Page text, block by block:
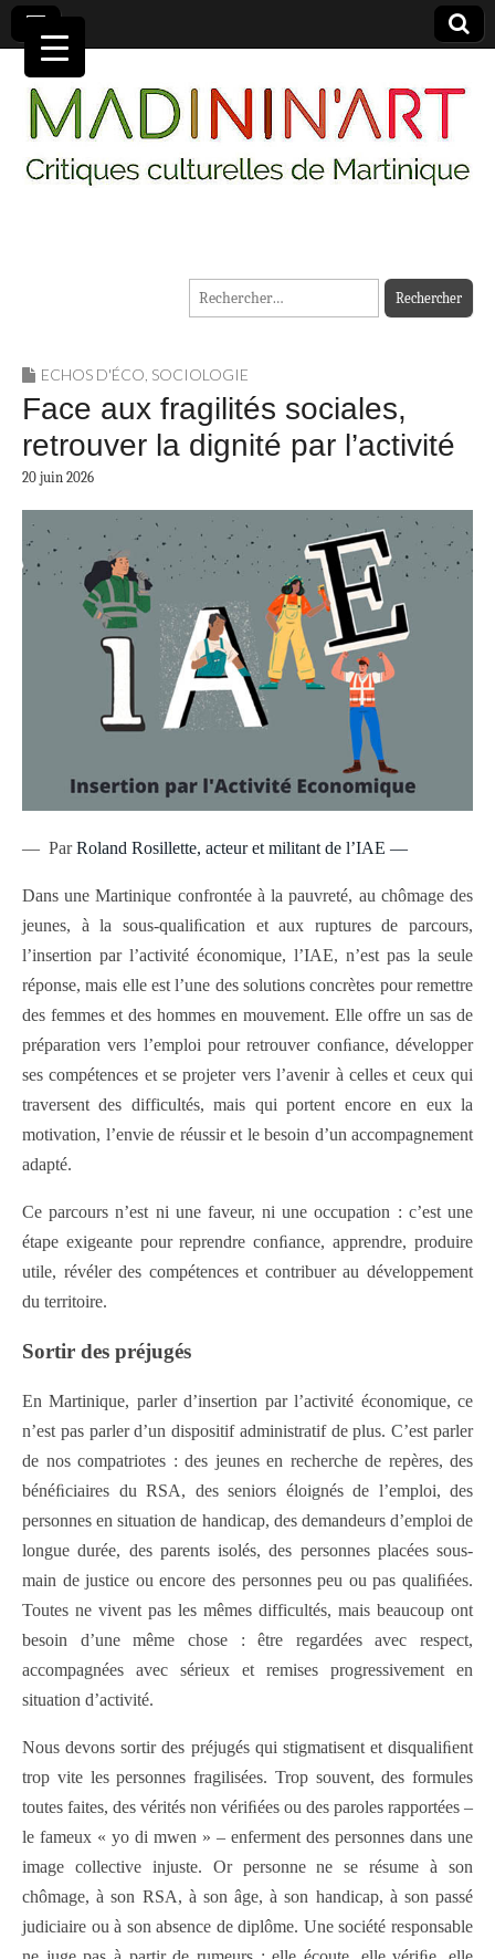
MADININ'ART
Rechercher :
ECHOS D'ÉCO, SOCIOLOGIE
Face aux fragilités sociales,
retrouver la dignité par l’activité
20 juin 2026
— ParRoland Rosillette, acteur et militant de l’IAE —
Dans une Martinique confrontée à la pauvreté, au chômage des
jeunes, à la sous-qualiﬁcation et aux ruptures de parcours,
l’insertion par l’activité économique, l’IAE, n’est pas la seule
réponse, mais elle est l’une des solutions concrètes pour remettre
des femmes et des hommes en mouvement. Elle offre un sas de
préparation vers l’emploi pour retrouver conﬁance, développer
ses compétences et se projeter vers l’avenir à celles et ceux qui
traversent des difficultés, mais qui portent encore en eux la
motivation, l’envie de réussir et le besoin d’un accompagnement
adapté.
Ce parcours n’est ni une faveur, ni une occupation : c’est une
étape exigeante pour reprendre conﬁance, apprendre, produire
utile, révéler des compétences et contribuer au développement
du territoire.
Sortir des préjugés
En Martinique, parler d’insertion par l’activité économique, ce
n’est pas parler d’un dispositif administratif de plus. C’est parler
de nos compatriotes : des jeunes en recherche de repères, des
bénéﬁciaires du RSA, des seniors éloignés de l’emploi, des
personnes en situation de handicap, des demandeurs d’emploi de
longue durée, des parents isolés, des personnes placées sous-
main de justice ou encore des personnes peu ou pas qualiﬁées.
Toutes ne vivent pas les mêmes difficultés, mais beaucoup ont
besoin d’une même chose : être regardées avec respect,
accompagnées avec sérieux et remises progressivement en
situation d’activité.
Nous devons sortir des préjugés qui stigmatisent et disqualiﬁent
trop vite les personnes fragilisées. Trop souvent, des formules
toutes faites, des vérités non vériﬁées ou des paroles rapportées –
le fameux « yo di mwen » – enferment des personnes dans une
image collective injuste. Or personne ne se résume à son
chômage, à son RSA, à son âge, à son handicap, à son passé
judiciaire ou à son absence de diplôme. Une société responsable